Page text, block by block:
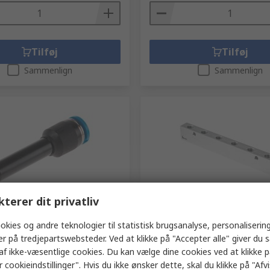
Tilføj
Sammenlign
Tilføj
Sammenlign
153041,
Push-in, Push-in 4 mm
121-6246
Legris Manifold 3311 med 6
RS-varenummer431-7201
Producentens varenummer3311
dit privatliv
og andre teknologier til statistisk brugsanalyse,
på tredjepartswebsteder. Ved at klikke på "Accepter alle" giver du
ikke-væsentlige cookies. Du kan vælge dine cookies ved at klikke
cookieindstillinger". Hvis du ikke ønsker dette, skal du klikke på